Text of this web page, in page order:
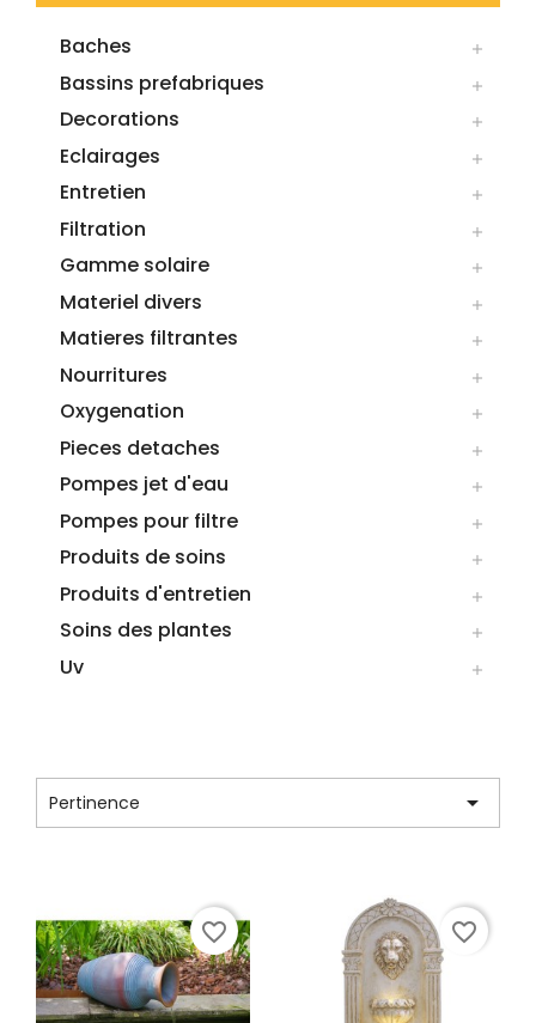
Baches 
Bassins prefabriques 
Decorations 
Eclairages 
Entretien 
Filtration 
Gamme solaire 
Materiel divers 
Matieres filtrantes 
Nourritures 
Oxygenation 
Pieces detaches 
Pompes jet d'eau 
Pompes pour filtre 
Produits de soins 
Produits d'entretien 
Soins des plantes 
Uv 
Pertinence 
favorite_border favorite_border